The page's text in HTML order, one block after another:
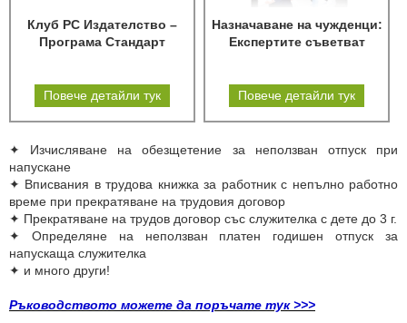
Клуб РС Издателство –
Програма Стандарт
Повече детайли тук
Назначаване на чужденци:
Експертите съветват
Повече детайли тук
✦ Изчисляване на обезщетение за неползван отпуск при
напускане
✦ Вписвания в трудова книжка за работник с непълно работно
време при прекратяване на трудовия договор
✦ Прекратяване на трудов договор със служителка с дете до 3 г.
✦ Определяне на неползван платен годишен отпуск за
напускаща служителка
✦ и много други!
Ръководството можете да поръчате тук >>>